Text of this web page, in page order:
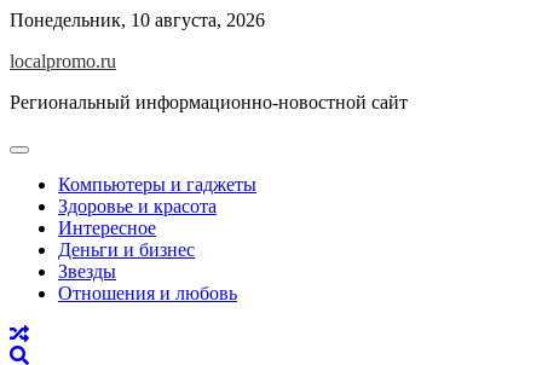
Перейти
содержимому
Понедельник, 10 августа, 2026
localpromo.ru
Региональный информационно-новостной сайт
Компьютеры и гаджеты
Здоровье и красота
Интересное
Деньги и бизнес
Звезды
Отношения и любовь